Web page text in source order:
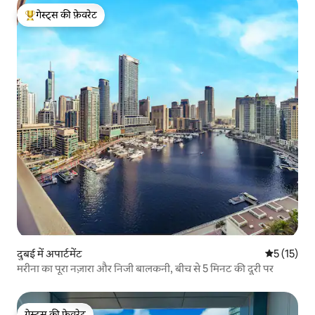
गेस्ट्स का टॉप फ़ेवरेट
गेस्ट्स की फ़ेवरेट
दुबई में अपार्टमेंट औसत रेटिंग
5 (15)
मरीना का पूरा नज़ारा और निजी बालकनी, बीच से 5 मिनट की दूरी पर